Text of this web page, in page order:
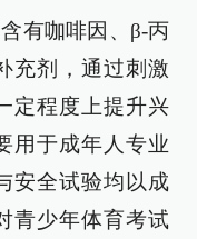
有咖啡因、β-丙
充剂，通过刺激
定程度上提升兴
用于成年人专业
安全试验均以成
青少年体育考试